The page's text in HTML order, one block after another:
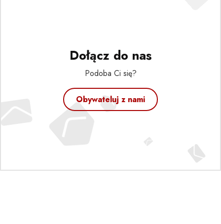
Dołącz do nas
Podoba Ci się?
Obywateluj z nami